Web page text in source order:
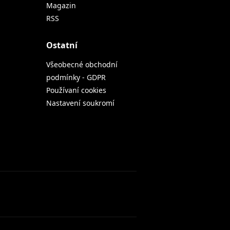
Magazin
RSS
Ostatní
Všeobecné obchodní
podmínky - GDPR
Používaní cookies
Nastavení soukromí